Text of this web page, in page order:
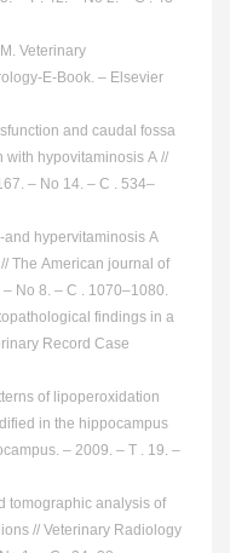
Veterinary
E-Book. – Elsevier
and caudal fossa
hypovitaminosis A //
– No 14. – С . 534–
hypervitaminosis A
The American journal of
No 8. – С . 1070–1080.
findings in a
Record Case
of lipoperoxidation
in the hippocampus
– 2009. – Т . 19. –
tomographic analysis of
// Veterinary Radiology